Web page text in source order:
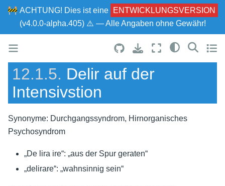
🚧 ACHTUNG! Dies ist eine
ENTWICKLUNGSVERSION
(v4.0.0-alpha.405) ⚠ — Alle Angaben ohne Gewähr!
12.1.5. Delir auf der
Intensivstion
Synonyme: Durchgangssyndrom, Hirnorganisches
Psychosyndrom
„De lira ire“: „aus der Spur geraten“
„delirare“: „wahnsinnig sein“